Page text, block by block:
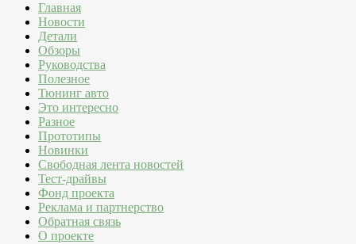
Главная
Новости
Детали
Обзоры
Руководства
Полезное
Тюнинг авто
Это интересно
Разное
Прототипы
Новинки
Свободная лента новостей
Тест-драйвы
Фонд проекта
Реклама и партнерство
Обратная связь
О проекте